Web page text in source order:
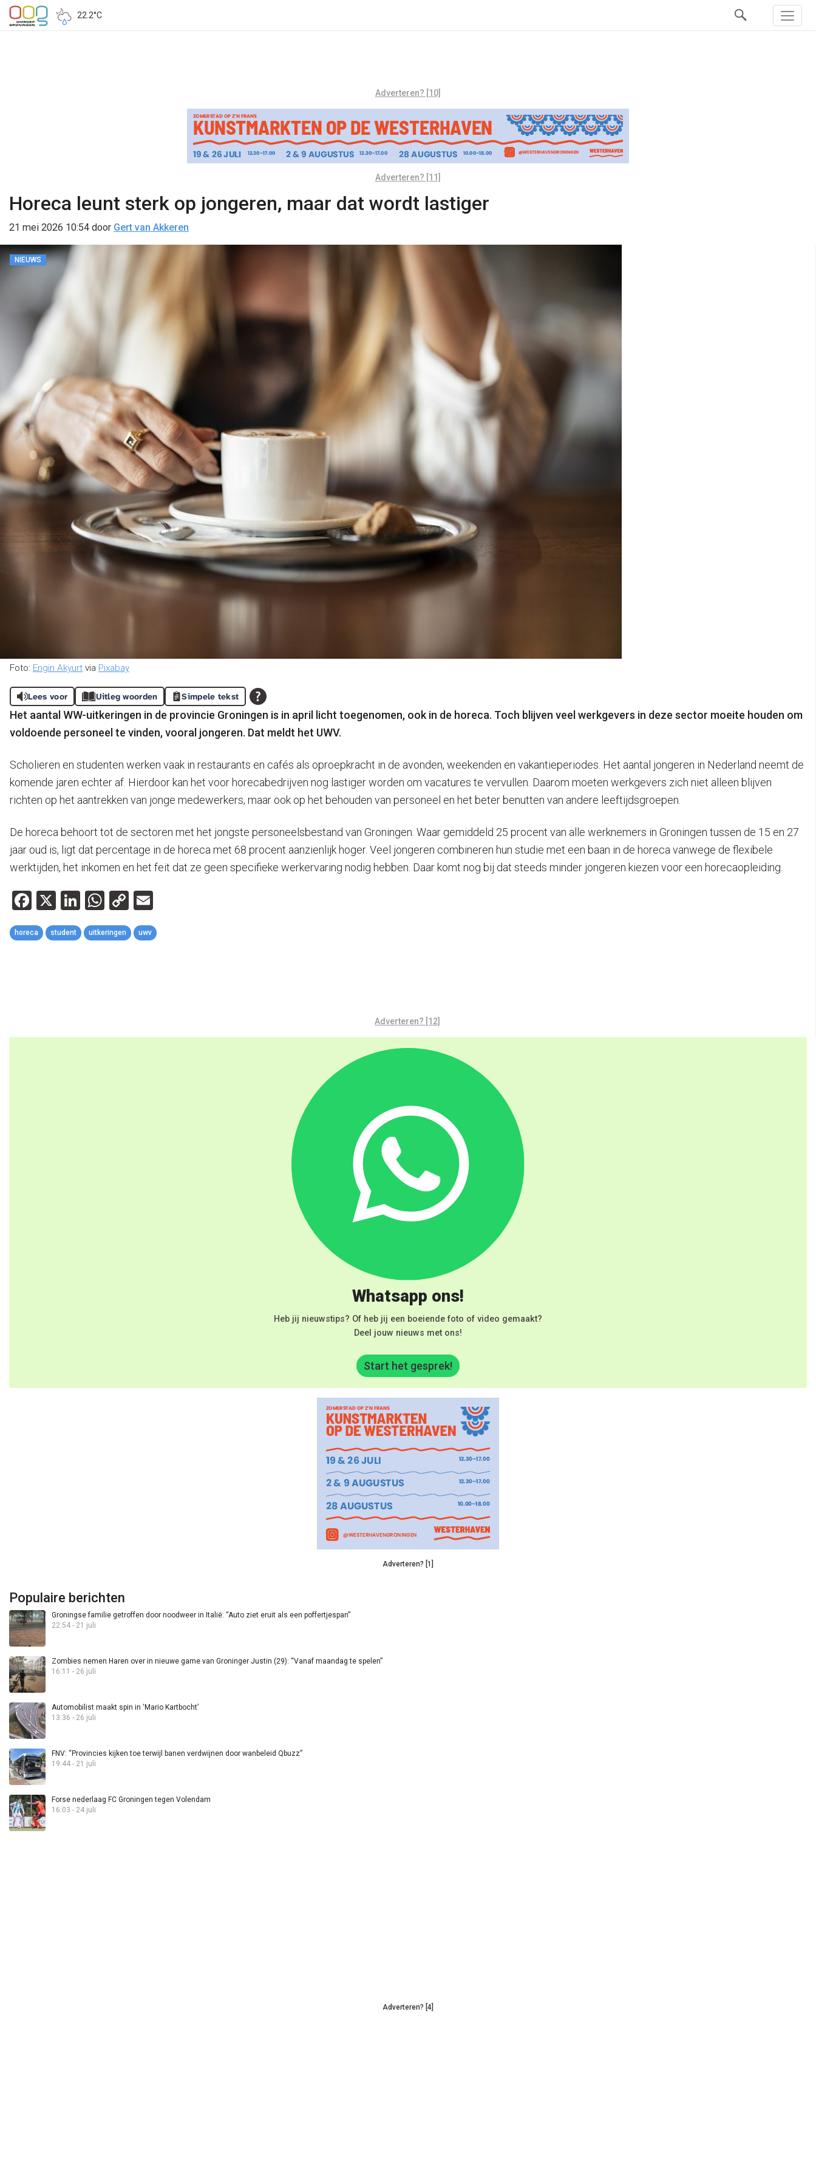
22.2°C
Adverteren? [10]
Adverteren? [11]
Horeca leunt sterk op jongeren, maar dat wordt lastiger
21 mei 2026 10:54 door Gert van Akkeren
NIEUWS
Foto: Engin Akyurt via Pixabay
Lees voor Uitleg woorden Simpele tekst
Het aantal WW-uitkeringen in de provincie Groningen is in april licht toegenomen, ook in de horeca. Toch blijven veel werkgevers in deze sector moeite houden om
voldoende personeel te vinden, vooral jongeren. Dat meldt het UWV.
Scholieren en studenten werken vaak in restaurants en cafés als oproepkracht in de avonden, weekenden en vakantieperiodes. Het aantal jongeren in Nederland neemt de
komende jaren echter af. Hierdoor kan het voor horecabedrijven nog lastiger worden om vacatures te vervullen. Daarom moeten werkgevers zich niet alleen blijven
richten op het aantrekken van jonge medewerkers, maar ook op het behouden van personeel en het beter benutten van andere leeftijdsgroepen.
De horeca behoort tot de sectoren met het jongste personeelsbestand van Groningen. Waar gemiddeld 25 procent van alle werknemers in Groningen tussen de 15 en 27
jaar oud is, ligt dat percentage in de horeca met 68 procent aanzienlijk hoger. Veel jongeren combineren hun studie met een baan in de horeca vanwege de flexibele
werktijden, het inkomen en het feit dat ze geen specifieke werkervaring nodig hebben. Daar komt nog bij dat steeds minder jongeren kiezen voor een horecaopleiding.
Facebook
X LinkedIn
WhatsApp
Copy
Link
horeca student uitkeringen uwv
Adverteren? [12]
Whatsapp ons!
Heb jij nieuwstips? Of heb jij een boeiende foto of video gemaakt?
Deel jouw nieuws met ons!
Start het gesprek!
Adverteren? [1]
Populaire berichten
Groningse familie getroffen door noodweer in Italië: “Auto ziet eruit als een poffertjespan”
22:54 - 21 juli
Zombies nemen Haren over in nieuwe game van Groninger Justin (29): “Vanaf maandag te spelen”
16:11 - 26 juli
Automobilist maakt spin in ‘Mario Kartbocht’
13:36 - 26 juli
FNV: “Provincies kijken toe terwijl banen verdwijnen door wanbeleid Qbuzz”
19:44 - 21 juli
Forse nederlaag FC Groningen tegen Volendam
16:03 - 24 juli
Adverteren? [4]